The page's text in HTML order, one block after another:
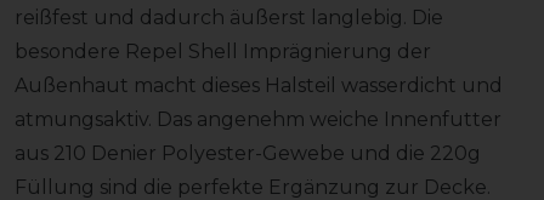
reißfest und dadurch äußerst langlebig. Die
besondere Repel Shell Imprägnierung der
Außenhaut macht dieses Halsteil wasserdicht und
atmungsaktiv. Das angenehm weiche Innenfutter
aus 210 Denier Polyester-Gewebe und die 220g
Füllung sind die perfekte Ergänzung zur Decke.